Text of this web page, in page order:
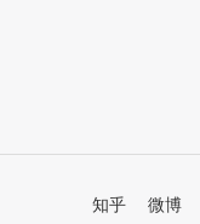
知乎 微博